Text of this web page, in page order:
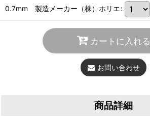
0.7mm 製造メーカー（株）ホリエ:
カートに入れる
お問い合わせ
商品詳細